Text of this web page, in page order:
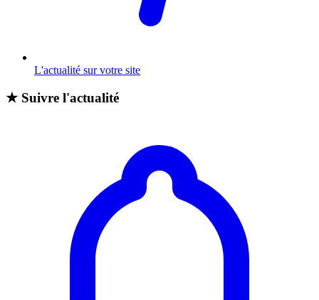
L'actualité sur votre site
★ Suivre l'actualité